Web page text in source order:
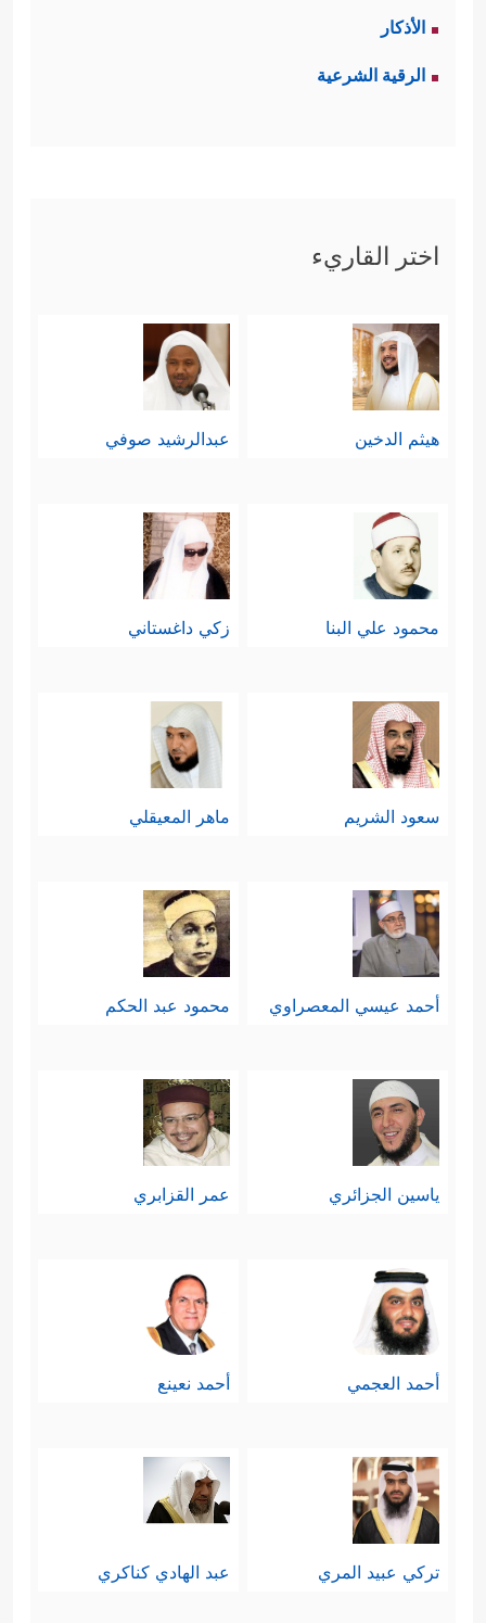
الأذكار
الرقية الشرعية
اختر القاريء
هيثم الدخين عبدالرشيد صوفي
محمود علي البنا زكي داغستاني
سعود الشريم ماهر المعيقلي
أحمد عيسي المعصراوي محمود عبد الحكم
ياسين الجزائري عمر القزابري
أحمد العجمي أحمد نعينع
تركي عبيد المري عبد الهادي كناكري